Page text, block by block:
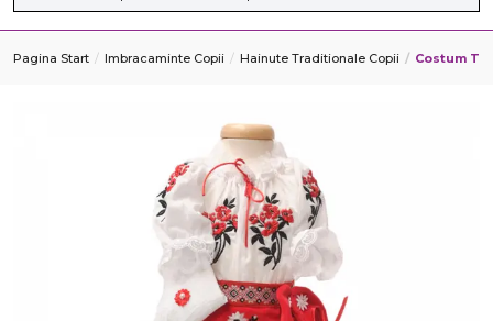
Pagina Start Imbracaminte Copii Hainute Traditionale Copii Costum